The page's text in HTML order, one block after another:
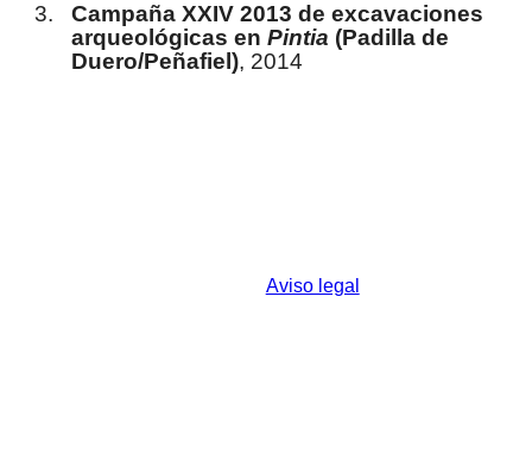
Campaña XXIV 2013 de excavaciones
arqueológicas en Pintia (Padilla de
Duero/Peñafiel), 2014
Aviso legal